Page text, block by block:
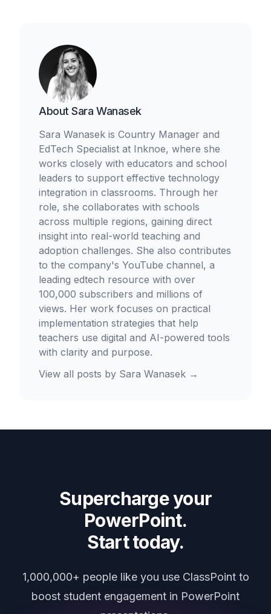
About Sara Wanasek
Sara Wanasek is Country Manager and
EdTech Specialist at Inknoe, where she
works closely with educators and school
leaders to support effective technology
integration in classrooms. Through her
role, she collaborates with schools
across multiple regions, gaining direct
insight into real-world teaching and
adoption challenges. She also contributes
to the company's YouTube channel, a
leading edtech resource with over
100,000 subscribers and millions of
views. Her work focuses on practical
implementation strategies that help
teachers use digital and AI-powered tools
with clarity and purpose.
View all posts by Sara Wanasek →
Supercharge your
PowerPoint.
Start today.
1,000,000+ people like you use ClassPoint to
boost student engagement in PowerPoint